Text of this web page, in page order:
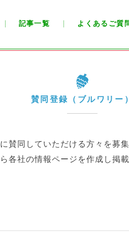
記事一覧 よくあるご質
賛同登録（ブルワリー）
賛同していただける方々を募集
各社の情報ページを作成し掲